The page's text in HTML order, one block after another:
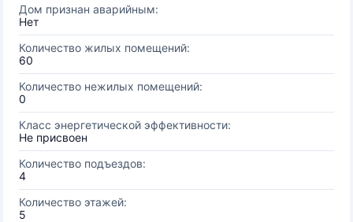
Дом признан аварийным:
Нет
Количество жилых помещений:
60
Количество нежилых помещений:
0
Класс энергетической эффективности:
Не присвоен
Количество подъездов:
4
Количество этажей:
5